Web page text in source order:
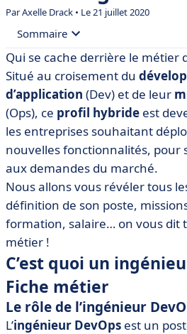
ParAxelle Drack • Le 21 juillet 2020
Sommaire
• C’est quoi un ingénieur DevOps
• Comment devenir un ingénieur
• Quels sont les outils DevOps ?
• Recruter un ingénieur DevOps
Qui se cache derrière le métier
Situé au croisement du
d’application (Dev) et de leur
(Ops), ce profil hybride est
les entreprises souhaitant
nouvelles fonctionnalités, pour
aux demandes du marché.
Nous allons vous révéler tous
définition de son poste,
formation, salaire… on vous dit
métier !
C’est quoi un
Fiche métier
Le rôle de l’ingénieur
L’ingénieur DevOps est un